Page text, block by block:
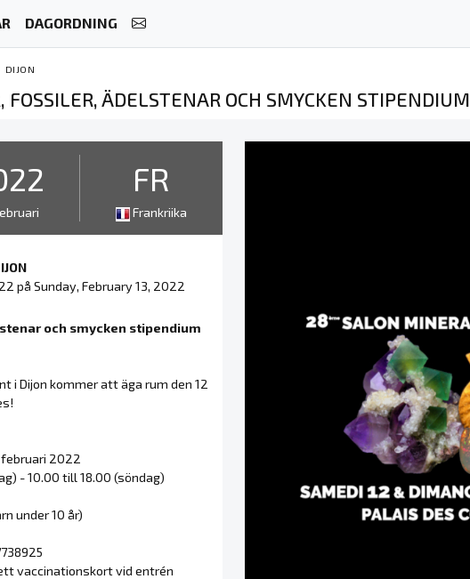
DAGORDNING
DIJON
ÄDELSTENAR OCH SMYCKEN STIPENDIUM
FR
Frankriika
på Sunday, February 13, 2022
och smycken stipendium
i Dijon kommer att äga rum den 12
februari 2022
- 10.00 till 18.00 (söndag)
under 10 år)
vaccinationskort vid entrén